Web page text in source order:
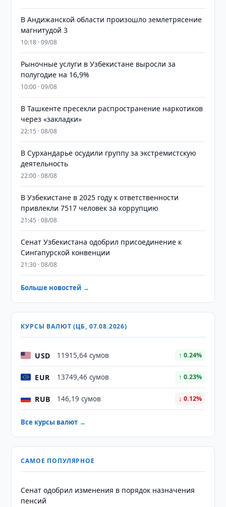
В Андижанской области произошло землетрясение
магнитудой 3
10:18 · 09/08
Рыночные услуги в Узбекистане выросли за
полугодие на 16,9%
10:00 · 09/08
В Ташкенте пресекли распространение наркотиков
через «закладки»
22:15 · 08/08
В Сурхандарье осудили группу за экстремистскую
деятельность
22:00 · 08/08
В Узбекистане в 2025 году к ответственности
привлекли 7517 человек за коррупцию
21:45 · 08/08
Сенат Узбекистана одобрил присоединение к
Сингапурской конвенции
21:30 · 08/08
Больше новостей →
КУРСЫ ВАЛЮТ (ЦБ, 07.08.2026)
USD 11915,64 сумов ↑ 0.24%
EUR 13749,46 сумов ↑ 0.23%
RUB 146,19 сумов ↓ 0.12%
Все курсы валют →
САМОЕ ПОПУЛЯРНОЕ
Сенат одобрил изменения в порядок назначения
пенсий